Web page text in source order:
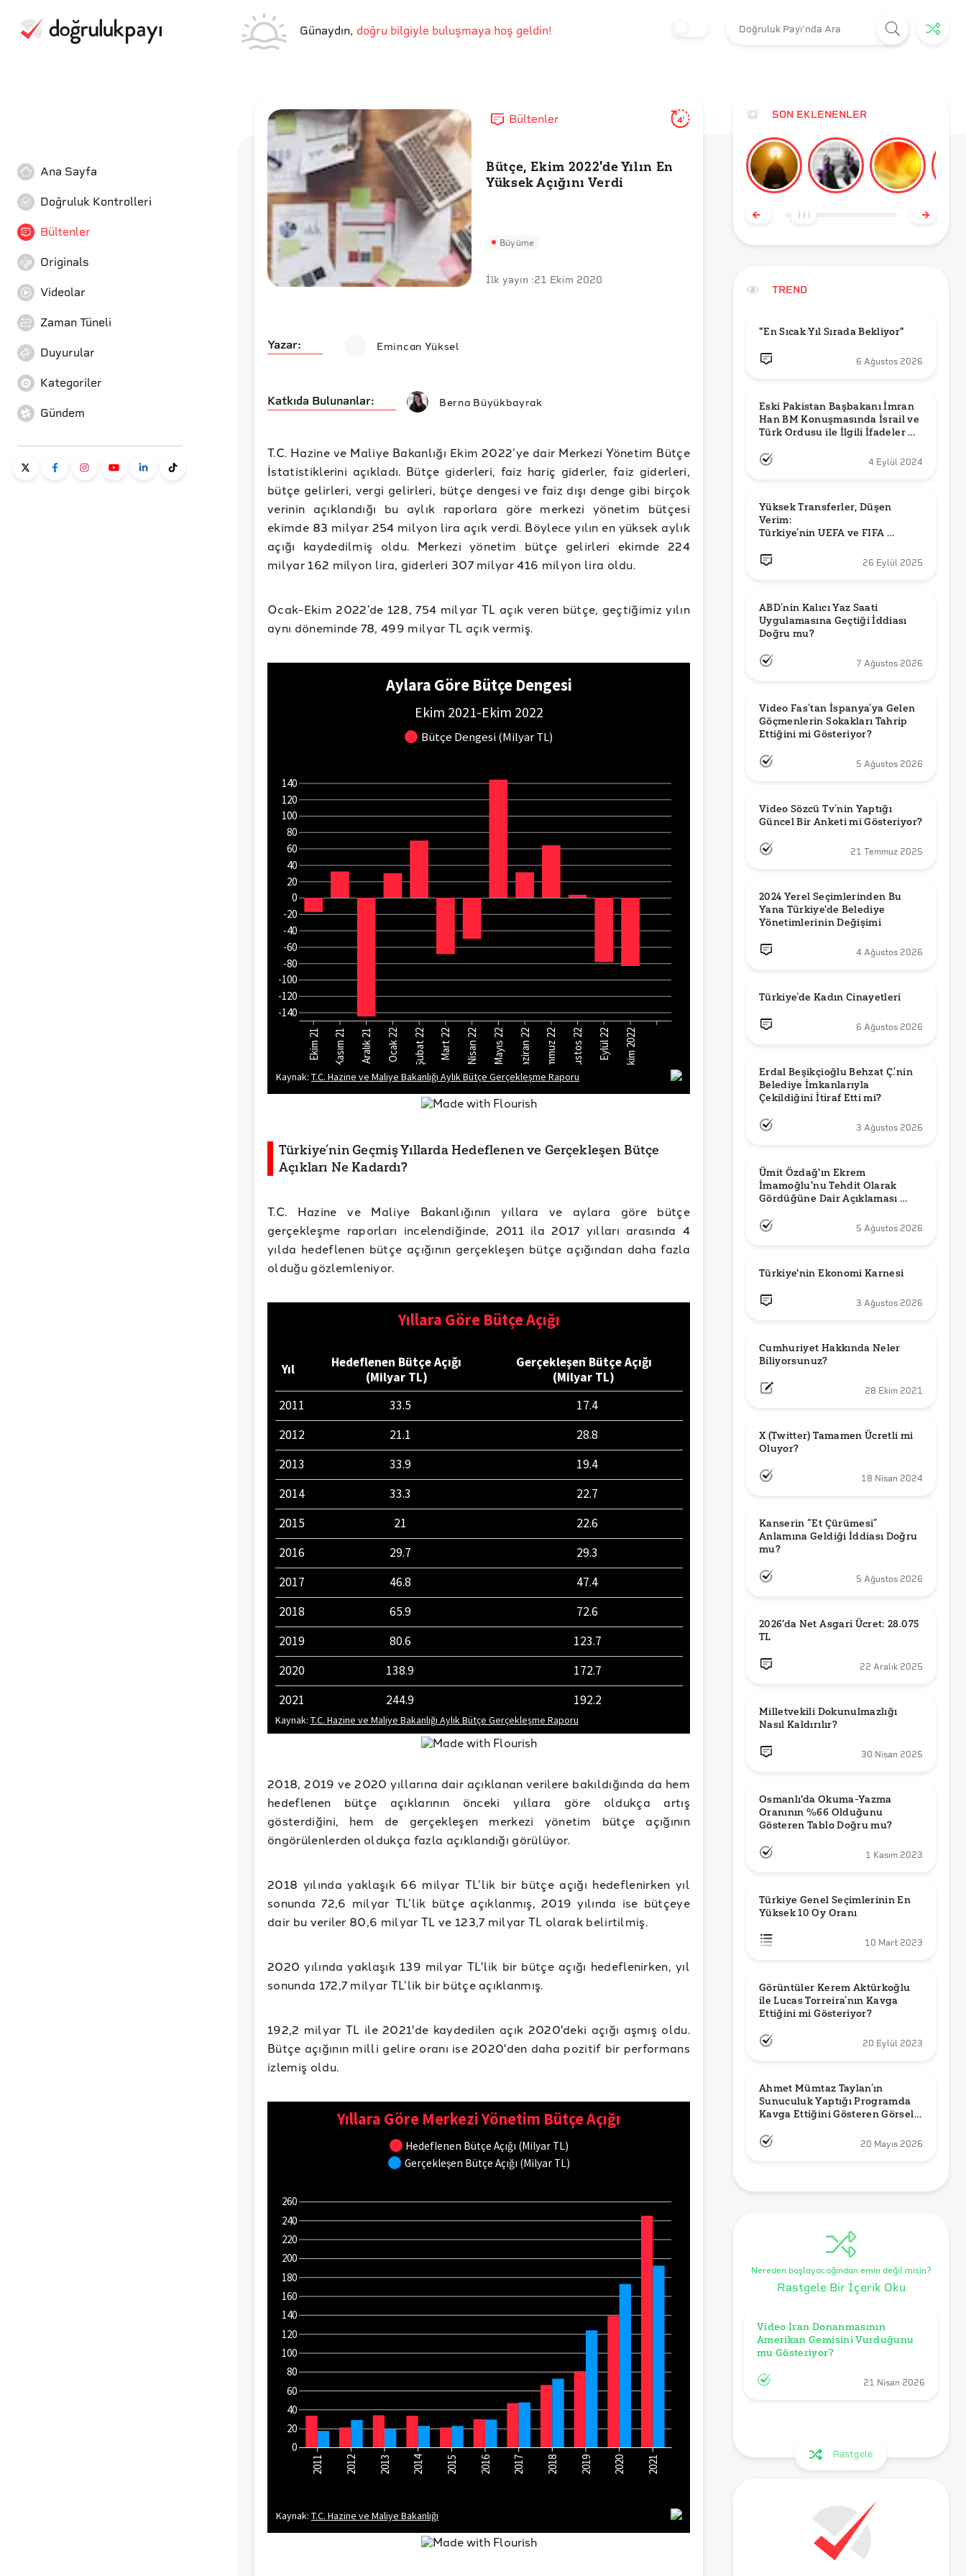
Günaydın, doğru bilgiyle buluşmaya hoş geldin!
Ana Sayfa
Doğruluk Kontrolleri
Bültenler
Originals
Videolar
Zaman Tüneli
Duyurular
Kategoriler
Gündem
Bültenler 4'
Bütçe, Ekim 2022'de Yılın En
Yüksek Açığını Verdi
Büyüme
İlk yayın :21 Ekim 2020
Yazar: Emincan Yüksel
Katkıda Bulunanlar: Berna Büyükbayrak
T.C. Hazine ve Maliye Bakanlığı Ekim 2022’ye dair Merkezi Yönetim Bütçe
İstatistiklerini açıkladı. Bütçe giderleri, faiz hariç giderler, faiz giderleri,
bütçe gelirleri, vergi gelirleri, bütçe dengesi ve faiz dışı denge gibi birçok
verinin açıklandığı bu aylık raporlara göre merkezi yönetim bütçesi
ekimde 83 milyar 254 milyon lira açık verdi. Böylece yılın en yüksek aylık
açığı kaydedilmiş oldu. Merkezi yönetim bütçe gelirleri ekimde 224
milyar 162 milyon lira, giderleri 307 milyar 416 milyon lira oldu.
Ocak-Ekim 2022’de 128, 754 milyar TL açık veren bütçe, geçtiğimiz yılın
aynı döneminde 78, 499 milyar TL açık vermiş.
Türkiye’nin Geçmiş Yıllarda Hedeflenen ve Gerçekleşen Bütçe
Açıkları Ne Kadardı?
T.C. Hazine ve Maliye Bakanlığının yıllara ve aylara göre bütçe
gerçekleşme raporları incelendiğinde, 2011 ila 2017 yılları arasında 4
yılda hedeflenen bütçe açığının gerçekleşen bütçe açığından daha fazla
olduğu gözlemleniyor.
2018, 2019 ve 2020 yıllarına dair açıklanan verilere bakıldığında da hem
hedeflenen bütçe açıklarının önceki yıllara göre oldukça artış
gösterdiğini, hem de gerçekleşen merkezi yönetim bütçe açığının
öngörülenlerden oldukça fazla açıklandığı görülüyor.
2018 yılında yaklaşık 66 milyar TL’lik bir bütçe açığı hedeflenirken yıl
sonunda 72,6 milyar TL’lik bütçe açıklanmış, 2019 yılında ise bütçeye
dair bu veriler 80,6 milyar TL ve 123,7 milyar TL olarak belirtilmiş.
2020 yılında yaklaşık 139 milyar TL'lik bir bütçe açığı hedeflenirken, yıl
sonunda 172,7 milyar TL’lik bir bütçe açıklanmış.
192,2 milyar TL ile 2021'de kaydedilen açık 2020'deki açığı aşmış oldu.
Bütçe açığının milli gelire oranı ise 2020'den daha pozitif bir performans
izlemiş oldu.
SON EKLENENLER
TREND
"En Sıcak Yıl Sırada Bekliyor"
6 Ağustos 2026
Eski Pakistan Başbakanı İmran
Han BM Konuşmasında İsrail ve
Türk Ordusu ile İlgili İfadeler mi
4 Eylül 2024
Yüksek Transferler, Düşen
Verim:
Türkiye’nin UEFA ve FIFA
26 Eylül 2025
ABD’nin Kalıcı Yaz Saati
Uygulamasına Geçtiği İddiası
Doğru mu?
7 Ağustos 2026
Video Fas’tan İspanya’ya Gelen
Göçmenlerin Sokakları Tahrip
Ettiğini mi Gösteriyor?
5 Ağustos 2026
Video Sözcü Tv’nin Yaptığı
Güncel Bir Anketi mi Gösteriyor?
21 Temmuz 2025
2024 Yerel Seçimlerinden Bu
Yana Türkiye'de Belediye
Yönetimlerinin Değişimi
4 Ağustos 2026
Türkiye’de Kadın Cinayetleri
6 Ağustos 2026
Erdal Beşikçioğlu Behzat Ç.’nin
Belediye İmkanlarıyla
3 Ağustos 2026
Ümit Özdağ'ın Ekrem
İmamoğlu'nu Tehdit Olarak
Gördüğüne Dair Açıklaması
5 Ağustos 2026
Türkiye'nin Ekonomi Karnesi
3 Ağustos 2026
Cumhuriyet Hakkında Neler
Biliyorsunuz?
28 Ekim 2021
X (Twitter) Tamamen Ücretli mi
Oluyor?
18 Nisan 2024
Kanserin “Et Çürümesi”
Anlamına Geldiği İddiası Doğru
mu?
5 Ağustos 2026
2026'da Net Asgari Ücret: 28.075
TL
22 Aralık 2025
Milletvekili Dokunulmazlığı
Nasıl Kaldırılır?
30 Nisan 2025
Osmanlı'da Okuma-Yazma
Oranının %66 Olduğunu
Gösteren Tablo Doğru mu?
1 Kasım 2023
Türkiye Genel Seçimlerinin En
Yüksek 10 Oy Oranı
10 Mart 2023
Görüntüler Kerem Aktürkoğlu
ile Lucas Torreira’nın Kavga
Ettiğini mi Gösteriyor?
20 Eylül 2023
Ahmet Mümtaz Taylan’ın
Sunuculuk Yaptığı Programda
Kavga Ettiğini Gösteren Görsel
20 Mayıs 2026
Nereden başlayacağından emin değil misin?
Rastgele Bir İçerik Oku
Video İran Donanmasının
Amerikan Gemisini Vurduğunu
mu Gösteriyor?
21 Nisan 2026
Rastgele